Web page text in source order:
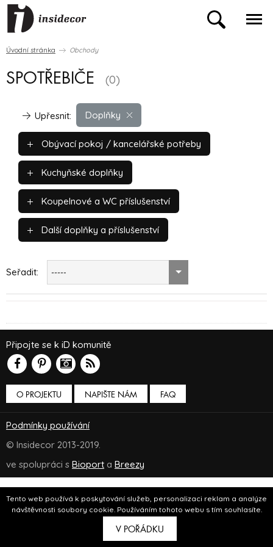
Tento web používá k poskytování služeb, personalizaci reklam a analýze
návštěvnosti soubory cookie. Používáním tohoto webu s tím souhlasíte.
V POŘÁDKU
Úvodní stránka Obchody
SPOTŘEBIČE (0)
Doplňky
Upřesnit:
Obývací pokoj / kancelářské potřeby
Kuchyňské doplňky
Koupelnové a WC příslušenství
Další doplňky a příslušenství
Seřadit: -----
O PROJEKTU NAPIŠTE NÁM
Připojte se k iD komunitě
FAQ
Podmínky používání
© Insidecor 2013-2019.
ve spolupráci s Bioport a Breezy